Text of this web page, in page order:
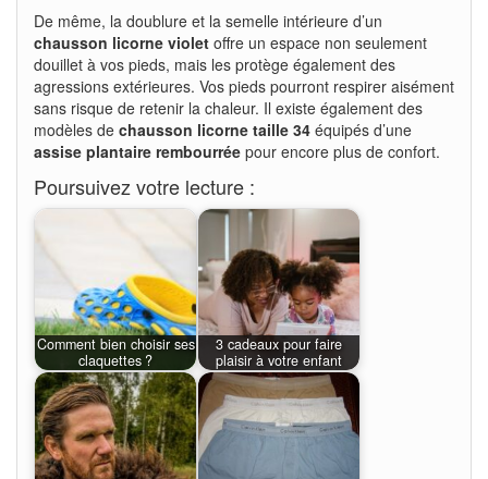
De même, la doublure et la semelle intérieure d’un
chausson licorne violet offre un espace non seulement
douillet à vos pieds, mais les protège également des
agressions extérieures. Vos pieds pourront respirer aisément
sans risque de retenir la chaleur. Il existe également des
modèles de chausson licorne taille 34 équipés d’une
assise plantaire rembourrée pour encore plus de confort.
Poursuivez votre lecture :
Comment bien choisir ses
claquettes ?
3 cadeaux pour faire
plaisir à votre enfant